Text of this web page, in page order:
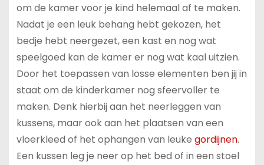
om de kamer voor je kind helemaal af te maken.
Nadat je een leuk behang hebt gekozen, het
bedje hebt neergezet, een kast en nog wat
speelgoed kan de kamer er nog wat kaal uitzien.
Door het toepassen van losse elementen ben jij in
staat om de kinderkamer nog sfeervoller te
maken. Denk hierbij aan het neerleggen van
kussens, maar ook aan het plaatsen van een
vloerkleed of het ophangen van leuke gordijnen.
Een kussen leg je neer op het bed of in een stoel